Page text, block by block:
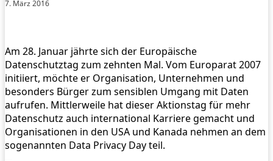
7. März 2016
Am 28. Januar jährte sich der Europäische
Datenschutztag zum zehnten Mal. Vom Europarat 2007
initiiert, möchte er Organisation, Unternehmen und
besonders Bürger zum sensiblen Umgang mit Daten
aufrufen. Mittlerweile hat dieser Aktionstag für mehr
Datenschutz auch international Karriere gemacht und
Organisationen in den USA und Kanada nehmen an dem
sogenannten Data Privacy Day teil.